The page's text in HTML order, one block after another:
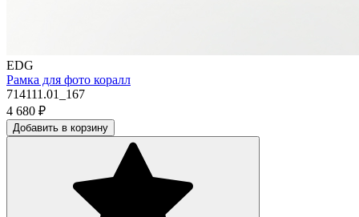
EDG
Рамка для фото коралл
714111.01_167
4 680 ₽
Добавить в корзину